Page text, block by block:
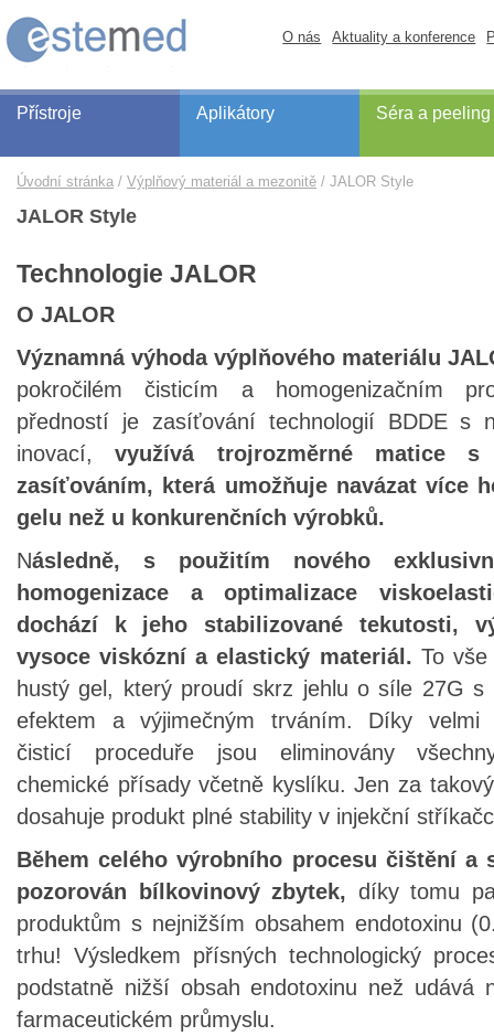
O nás Aktuality a konference
Přístroje Aplikátory Séra a peeling
Úvodní stránka Výplňový materiál a mezonitě JALOR Style
JALOR Style
Technologie JALOR
O JALOR
Významná výhoda výplňového materiálu
pokročilém čisticím a homogenizačním
předností je zasíťování technologií BDDE s
inovací,využívá trojrozměrné matice s
zasíťováním, která umožňuje navázat více
gelu než u konkurenčních výrobků.
Následně, s použitím nového
homogenizace a optimalizace
dochází k jeho stabilizované tekutosti,
vysoce viskózní a elastický materiál. To
hustý gel, který proudí skrz jehlu o síle 27G s
efektem a výjimečným trváním. Díky velmi
čisticí proceduře jsou eliminovány
chemické přísady včetně kyslíku. Jen za
dosahuje produkt plné stability v injekční
Během celého výrobního procesu čištění a
pozorován bílkovinový zbytek, díky tomu
produktům s nejnižším obsahem endotoxinu
trhu! Výsledkem přísných technologický
podstatně nižší obsah endotoxinu než udává
farmaceutickém průmyslu.